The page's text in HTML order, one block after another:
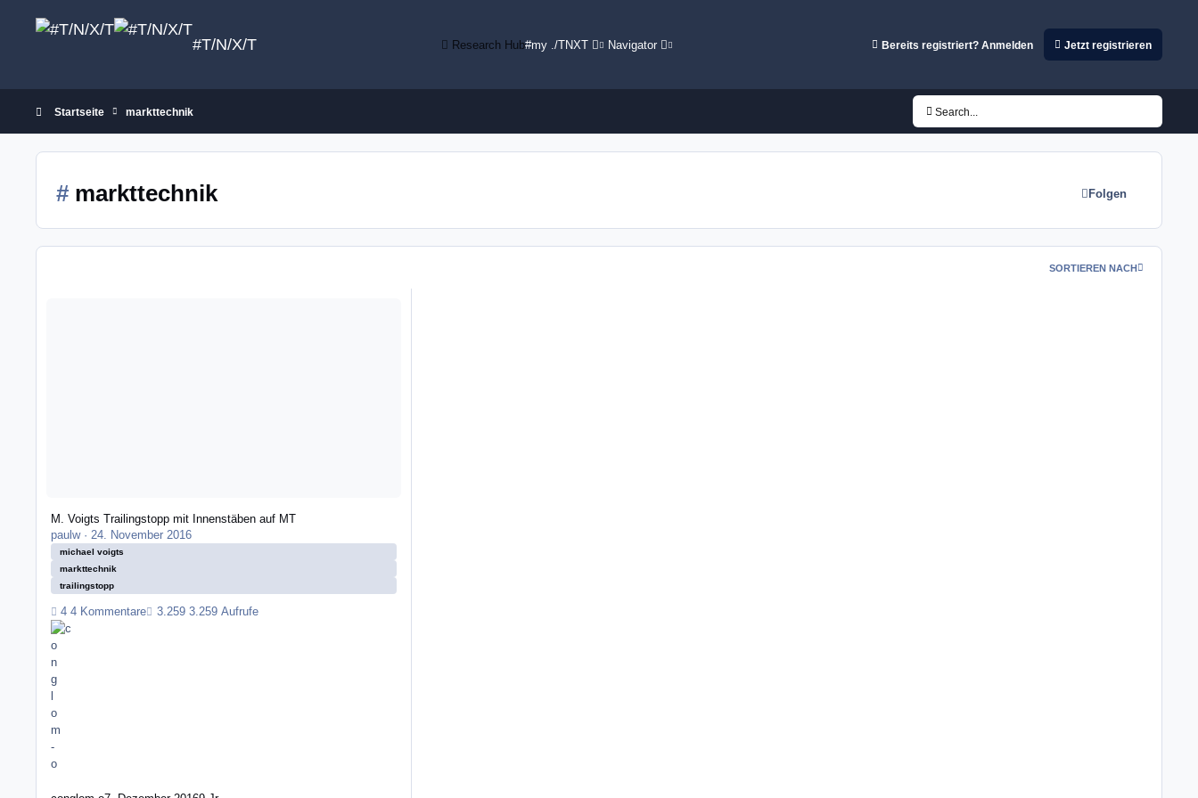
#T/N/X/T Research Hub#my ./TNXT Navigator Bereits registriert? Anmelden Jetzt registrieren
Startseite markttechnik Search...
# markttechnik Folgen
SORTIEREN NACH
M. Voigts Trailingstopp mit Innenstäben auf MT
paulw· 24. November 2016
michael voigts
markttechnik
trailingstopp
4 Kommentare 3.259 Aufrufe